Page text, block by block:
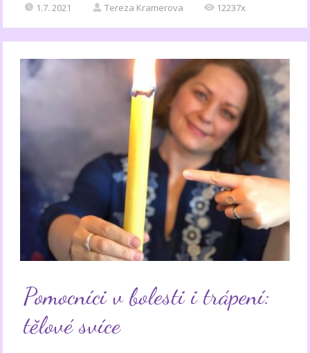
1.7. 2021 Tereza Kramerova 12237x
Pomocníci v bolesti i trápení:
tělové svíce